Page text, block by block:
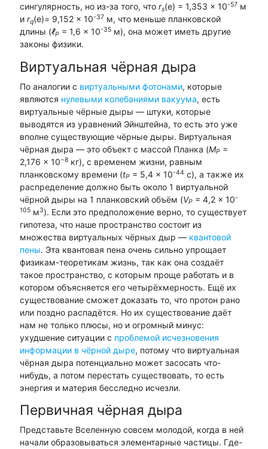
сингулярность, но из-за того, что rs(e) = 1,353 × 10-57м
и rq(e)= 9,152 × 10-37м, что меньше планковской
длины (ℓР= 1,6 × 10-35м), она может иметь другие
законы физики.
Виртуальная чёрная дыра
По аналогии с виртуальными фотонами, которые
являются нулевыми колебаниями вакуума, есть
виртуальные чёрные дыры — штуки, которые
выводятся из уравнений Эйнштейна, то есть это уже
вполне существующие чёрные дыры. Виртуальная
чёрная дыра — это объект с массой Планка (MP=
2,176 × 10−8кг), с временем жизни, равным
планковскому времени (tP= 5,4 × 10-44 с), а также их
распределение должно быть около 1 виртуальной
чёрной дыры на 1 планковский объём (VP= 4,2 × 10-
105м3). Если это предположение верно, то существует
гипотеза, что наше пространство состоит из
множества виртуальных чёрных дыр — квантовой
пены. Эта квантовая пена очень сильно упрощает
физикам-теоретикам жизнь, так как она создаёт
такое пространство, с которым проще работать и в
котором объясняется его четырёхмерность. Ещё их
существование сможет доказать то, что протон рано
или поздно распадётся. Но их существование даёт
нам не только плюсы, но и огромный минус:
ухудшение ситуации с проблемой исчезновения
информации в чёрной дыре, потому что виртуальная
чёрная дыра потенциально может засосать что-
нибудь, а потом перестать существовать, то есть
энергия и материя бесследно исчезли.
Первичная чёрная дыра
Представьте Вселенную совсем молодой, когда в ней
начали образовываться элементарные частицы. Где-